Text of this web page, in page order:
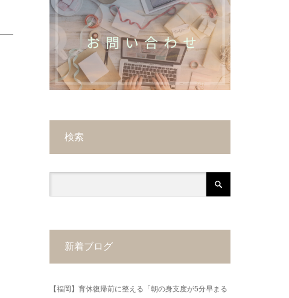
検索
新着ブログ
【福岡】育休復帰前に整える「朝の身支度が5分早まる